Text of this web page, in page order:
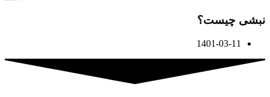
نبشی چیست؟
1401-03-11